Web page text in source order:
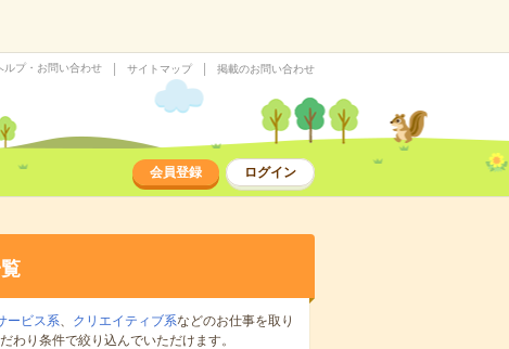
ルプ・お問い合わせ サイトマップ 掲載のお問い合わせ
会員登録 ログイン
ービス系、 クリエイティブ系などのお仕事を取り
わり条件で絞り込んでいただけます。